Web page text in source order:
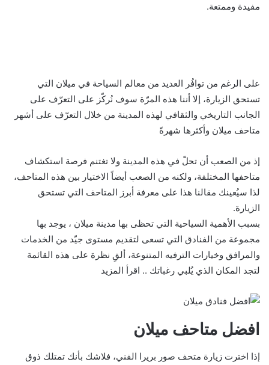
مفيدة وممتعة.
على الرغم من توافُر العديد من معالم السياحة في ميلان التي
تستحق الزيارة، إلا أننا هذه المرّة سوف نُركّز على التعرّف على
الجانب التاريخي والثقافي لهذه المدينة من خلال التعرّف على أشهر
متاحف ميلان وأكثرها شهرةً
إذ من الصعب أن تحلّ في هذه المدينة ولا تغتنم فرصة استكشاف
متاحفها المختلفة، ولكنه من الصعب أيضاً الاختيار بين هذه المتاحف،
لذا سيُعينك مقالنا هذا على معرفة أبرز المتاحف التي تستحق
الزيارة.
بسبب الأهمية السياحية التي تحظى بها مدينة ميلان ، يوجد بها
مجموعة من الفنادق التي تسعى لتقديم مستوى جيّد من الخدمات
والمرافق وخيارات الترفيه المتنوعة، ألقِ نظرة على هذه القائمة
لتجد المكان الذي يُلبي رغباتك .. اقرأ المزيد
افضل متاحف ميلان
إذا اخترت زيارة متحف صور بريرا الفني، فلاشك بأنك تمتلك ذوق